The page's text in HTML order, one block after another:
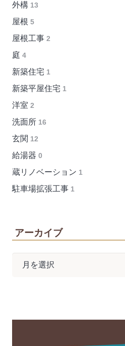
外構 13
屋根 5
屋根工事 2
庭 4
新築住宅 1
新築平屋住宅 1
洋室 2
洗面所 16
玄関 12
給湯器 0
蔵リノベーション 1
駐車場拡張工事 1
アーカイブ